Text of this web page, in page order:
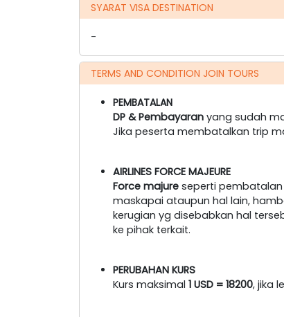
SYARAT VISA DESTINATION
-
TERMS AND CONDITION JOIN TOURS
PEMBATALAN
DP & Pembayaran yang sudah
Jika peserta membatalkan trip
AIRLINES FORCE MAJEURE
Force majure seperti
maskapai ataupun hal lain,
kerugian yg disebabkan hal
ke pihak terkait.
PERUBAHAN KURS
Kurs maksimal 1 USD = 18200, jika